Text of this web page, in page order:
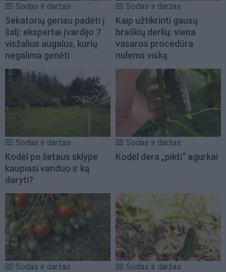
Sodas ir daržas
Sekatorių geriau padėti į
šalį: ekspertai įvardijo 7
visžalius augalus, kurių
negalima genėti
Sodas ir daržas
Kaip užtikrinti gausų
braškių derlių: viena
vasaros procedūra
nulems viską
Sodas ir daržas
Kodėl po lietaus sklype
kaupiasi vanduo ir ką
daryti?
Sodas ir daržas
Kodėl dera „pikti“ agurkai
Sodas ir daržas Sodas ir daržas